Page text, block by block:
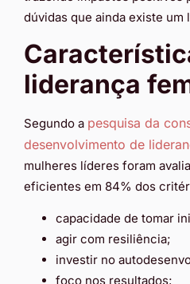
dúvidas que ainda existe um
liderança
Segundo a pesquisa da
desenvolvimento de
mulheres líderes foram
eficientes em 84% dos
capacidade de tomar
agir com resiliência;
investir no
foco nos resultados;